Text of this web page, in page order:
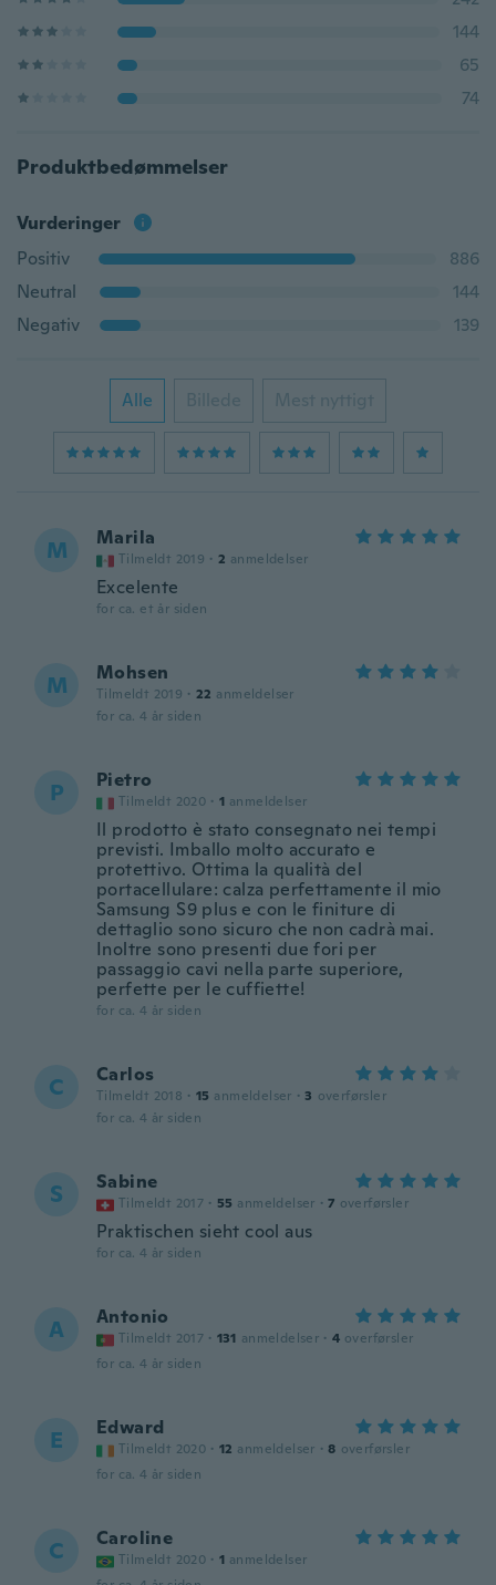
144
65
74
Produktbedømmelser
Vurderinger
Positiv
886
Neutral
144
Negativ
139
Alle Billede Mest nyttigt
M Marila
Tilmeldt 2019 · 2 anmeldelser
Excelente
for ca. et år siden
M Mohsen
Tilmeldt 2019 · 22 anmeldelser
for ca. 4 år siden
P Pietro
Tilmeldt 2020 · 1 anmeldelser
Il prodotto è stato consegnato nei tempi
previsti. Imballo molto accurato e
protettivo. Ottima la qualità del
portacellulare: calza perfettamente il mio
Samsung S9 plus e con le finiture di
dettaglio sono sicuro che non cadrà mai.
Inoltre sono presenti due fori per
passaggio cavi nella parte superiore,
perfette per le cuffiette!
for ca. 4 år siden
C Carlos
Tilmeldt 2018 · 15 anmeldelser · 3 overførsler
for ca. 4 år siden
S Sabine
Tilmeldt 2017 · 55 anmeldelser · 7 overførsler
Praktischen sieht cool aus
for ca. 4 år siden
A Antonio
Tilmeldt 2017 · 131 anmeldelser · 4 overførsler
for ca. 4 år siden
E Edward
Tilmeldt 2020 · 12 anmeldelser · 8 overførsler
for ca. 4 år siden
C Caroline
Tilmeldt 2020 · 1 anmeldelser